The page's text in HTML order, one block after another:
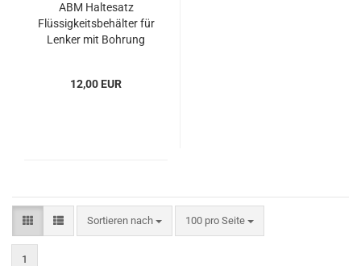
ABM Haltesatz
Flüssigkeitsbehälter für
Lenker mit Bohrung
12,00 EUR
Sortieren nach
Sortieren nach 100 pro Seite
pro Seite
1